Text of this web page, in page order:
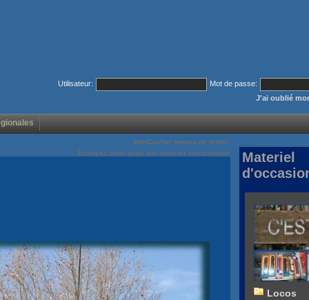
Utilisateur:
Mot de passe:
J'ai oublié
Voir/Cacher menus de droite
Envoyez cette page par courrier électronique
Materiel
Locos